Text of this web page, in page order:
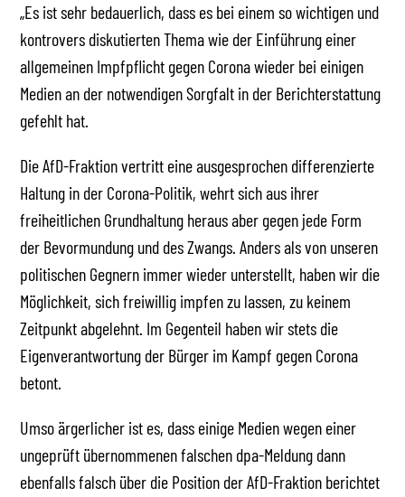
„Es ist sehr bedauerlich, dass es bei einem so wichtigen und
kontrovers diskutierten Thema wie der Einführung einer
allgemeinen Impfpflicht gegen Corona wieder bei einigen
Medien an der notwendigen Sorgfalt in der Berichterstattung
gefehlt hat.
Die AfD-Fraktion vertritt eine ausgesprochen differenzierte
Haltung in der Corona-Politik, wehrt sich aus ihrer
freiheitlichen Grundhaltung heraus aber gegen jede Form
der Bevormundung und des Zwangs. Anders als von unseren
politischen Gegnern immer wieder unterstellt, haben wir die
Möglichkeit, sich freiwillig impfen zu lassen, zu keinem
Zeitpunkt abgelehnt. Im Gegenteil haben wir stets die
Eigenverantwortung der Bürger im Kampf gegen Corona
betont.
Umso ärgerlicher ist es, dass einige Medien wegen einer
ungeprüft übernommenen falschen dpa-Meldung dann
ebenfalls falsch über die Position der AfD-Fraktion berichtet